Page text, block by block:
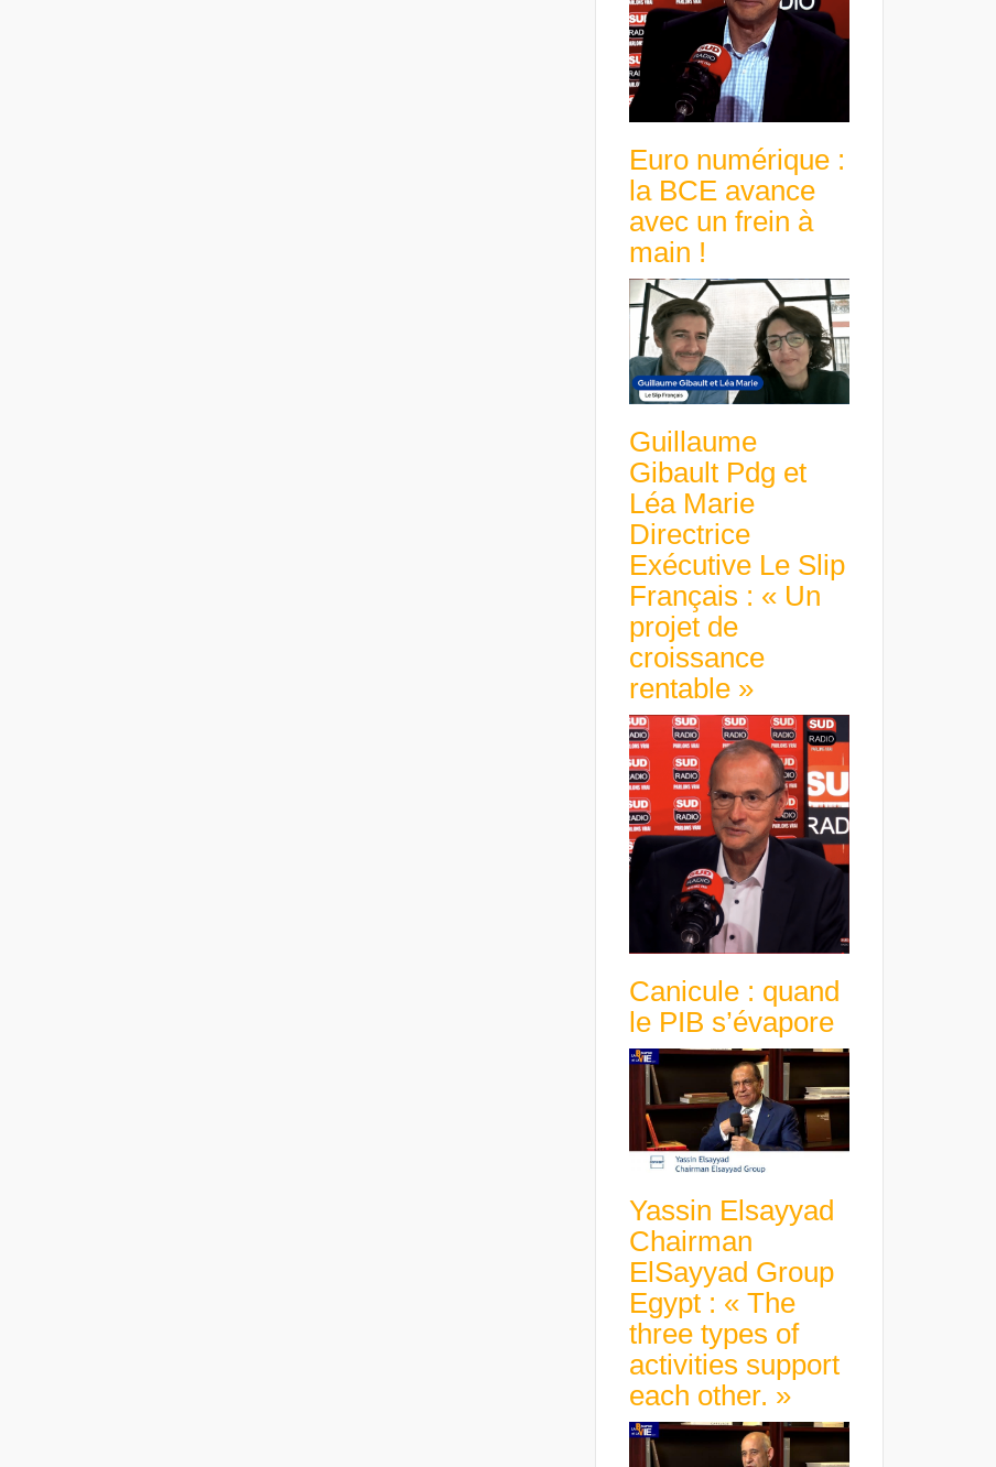
Euro numérique :
la BCE avance
avec un frein à
main !
Guillaume
Gibault Pdg et
Léa Marie
Directrice
Exécutive Le Slip
Français : « Un
projet de
croissance
rentable »
Canicule : quand
le PIB s’évapore
Yassin Elsayyad
Chairman
ElSayyad Group
Egypt : « The
three types of
activities support
each other. »